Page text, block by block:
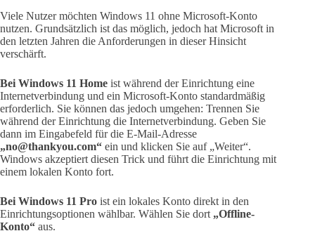
Viele Nutzer möchten Windows 11 ohne Microsoft-Konto
nutzen. Grundsätzlich ist das möglich, jedoch hat Microsoft in
den letzten Jahren die Anforderungen in dieser Hinsicht
verschärft.
Bei Windows 11 Home ist während der Einrichtung eine
Internetverbindung und ein Microsoft-Konto standardmäßig
erforderlich. Sie können das jedoch umgehen: Trennen Sie
während der Einrichtung die Internetverbindung. Geben Sie
dann im Eingabefeld für die E-Mail-Adresse
„no@thankyou.com“ ein und klicken Sie auf „Weiter“.
Windows akzeptiert diesen Trick und führt die Einrichtung mit
einem lokalen Konto fort.
Bei Windows 11 Pro ist ein lokales Konto direkt in den
Einrichtungsoptionen wählbar. Wählen Sie dort „Offline-
Konto“ aus.